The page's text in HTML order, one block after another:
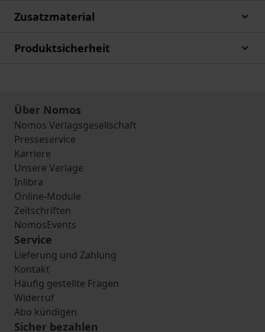
Zusatzmaterial
Produktsicherheit
Über Nomos
Nomos Verlagsgesellschaft
Presseservice
Karriere
Unsere Verlage
Inlibra
Online-Module
Zeitschriften
NomosEvents
Service
Lieferung und Zahlung
Kontakt
Häufig gestellte Fragen
Widerruf
Abo kündigen
Sicher bezahlen